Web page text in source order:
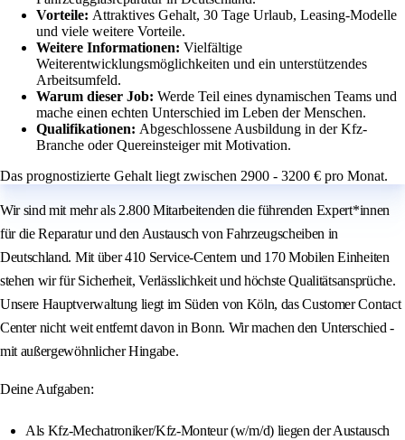
Vorteile: Attraktives Gehalt, 30 Tage Urlaub, Leasing-Modelle
und viele weitere Vorteile.
Weitere Informationen: Vielfältige
Weiterentwicklungsmöglichkeiten und ein unterstützendes
Arbeitsumfeld.
Warum dieser Job: Werde Teil eines dynamischen Teams und
mache einen echten Unterschied im Leben der Menschen.
Qualifikationen: Abgeschlossene Ausbildung in der Kfz-
Branche oder Quereinsteiger mit Motivation.
Das prognostizierte Gehalt liegt zwischen 2900 - 3200 € pro Monat.
Wir sind mit mehr als 2.800 Mitarbeitenden die führenden Expert*innen
für die Reparatur und den Austausch von Fahrzeugscheiben in
Deutschland. Mit über 410 Service-Centern und 170 Mobilen Einheiten
stehen wir für Sicherheit, Verlässlichkeit und höchste Qualitätsansprüche.
Unsere Hauptverwaltung liegt im Süden von Köln, das Customer Contact
Center nicht weit entfernt davon in Bonn. Wir machen den Unterschied -
mit außergewöhnlicher Hingabe.
Deine Aufgaben:
Als Kfz-Mechatroniker/Kfz-Monteur (w/m/d) liegen der Austausch